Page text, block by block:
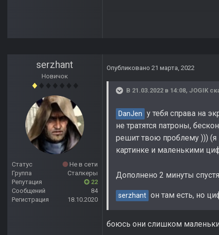
serzhant
Новичок
Статус
Не в сети
Группа
Сталкеры
Репутация
22
Сообщений
84
Регистрация
18.10.2020
Опубликовано 21 марта, 2022
В 21.03.2022 в 14:08, JOGIK
DanJen у тебя справа на
не тратятся патроны,
решит твою проблему ))) (я
картинке и маленькими
Дополнено 2 минуты спустя
serzhant он там есть, но
боюсь они слишком